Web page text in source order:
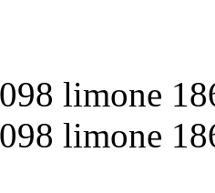
limone
limone